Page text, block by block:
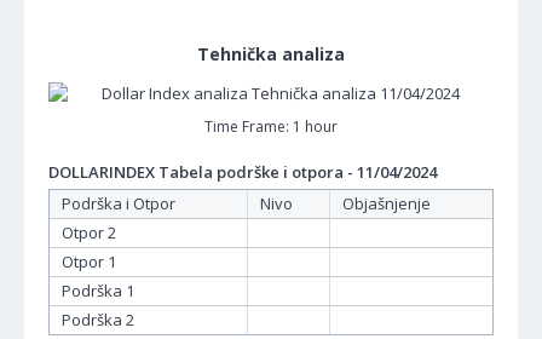
Tehnička analiza
Time Frame: 1 hour
DOLLARINDEX Tabela podrške i otpora - 11/04/2024
Podrška i Otpor
Nivo
Objašnjenje
Otpor 2
Otpor 1
Podrška 1
Podrška 2